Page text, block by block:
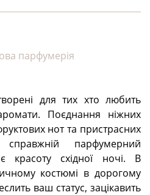
парфумерія
для тих хто любить
Поєднання ніжних
нот та пристрасних
справжній парфумерний
красоту східної ночі. В
костюмі в дорогому
ваш статус, зацікавить